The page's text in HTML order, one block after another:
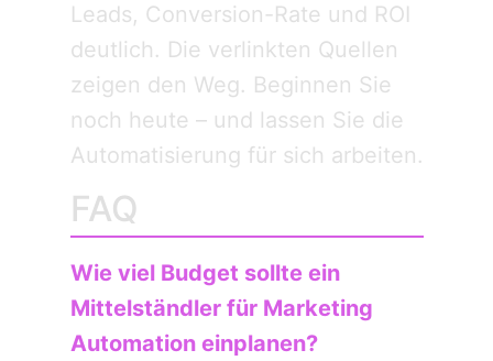
Leads, Conversion-Rate und ROI
deutlich. Die verlinkten Quellen
zeigen den Weg. Beginnen Sie
noch heute – und lassen Sie die
Automatisierung für sich arbeiten.
FAQ
Wie viel Budget sollte ein
Mittelständler für Marketing
Automation einplanen?